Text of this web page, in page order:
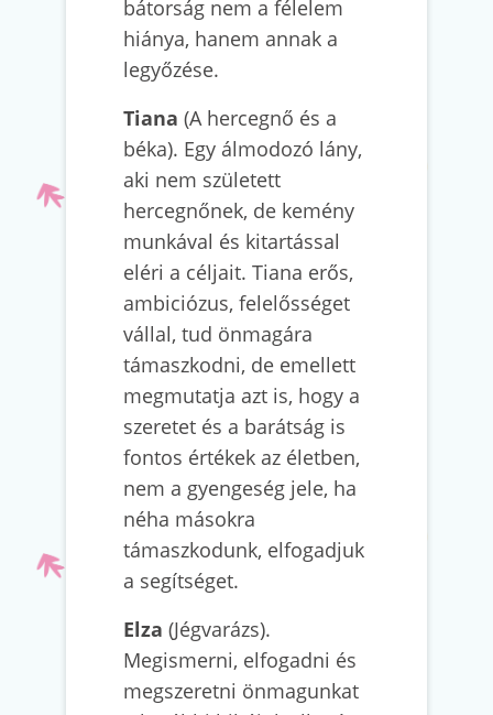
bátorság nem a félelem
hiánya, hanem annak a
legyőzése.
Tiana (A hercegnő és a
béka). Egy álmodozó lány,
aki nem született
hercegnőnek, de kemény
munkával és kitartással
eléri a céljait. Tiana erős,
ambiciózus, felelősséget
vállal, tud önmagára
támaszkodni, de emellett
megmutatja azt is, hogy a
szeretet és a barátság is
fontos értékek az életben,
nem a gyengeség jele, ha
néha másokra
támaszkodunk, elfogadjuk
a segítséget.
Elza (Jégvarázs).
Megismerni, elfogadni és
megszeretni önmagunkat